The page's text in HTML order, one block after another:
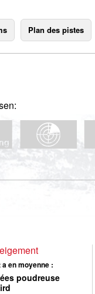
Plan des pistes
en moyenne :
poudreuse